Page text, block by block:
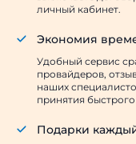
личный кабинет.
Экономия
Удобный сервис
провайдеров,
наших
принятия
Подарки